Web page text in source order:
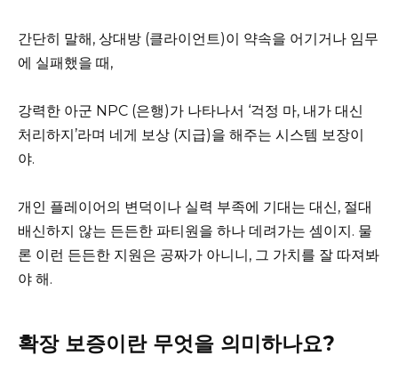
간단히 말해, 상대방 (클라이언트)이 약속을 어기거나 임무
에 실패했을 때,
강력한 아군 NPC (은행)가 나타나서 ‘걱정 마, 내가 대신
처리하지’라며 네게 보상 (지급)을 해주는 시스템 보장이
야.
개인 플레이어의 변덕이나 실력 부족에 기대는 대신, 절대
배신하지 않는 든든한 파티원을 하나 데려가는 셈이지. 물
론 이런 든든한 지원은 공짜가 아니니, 그 가치를 잘 따져봐
야 해.
확장 보증이란 무엇을 의미하나요?